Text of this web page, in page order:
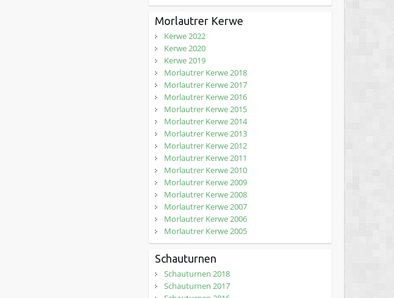
Morlautrer Kerwe
Kerwe 2022
Kerwe 2020
Kerwe 2019
Morlautrer Kerwe 2018
Morlautrer Kerwe 2017
Morlautrer Kerwe 2016
Morlautrer Kerwe 2015
Morlautrer Kerwe 2014
Morlautrer Kerwe 2013
Morlautrer Kerwe 2012
Morlautrer Kerwe 2011
Morlautrer Kerwe 2010
Morlautrer Kerwe 2009
Morlautrer Kerwe 2008
Morlautrer Kerwe 2007
Morlautrer Kerwe 2006
Morlautrer Kerwe 2005
Schauturnen
Schauturnen 2018
Schauturnen 2017